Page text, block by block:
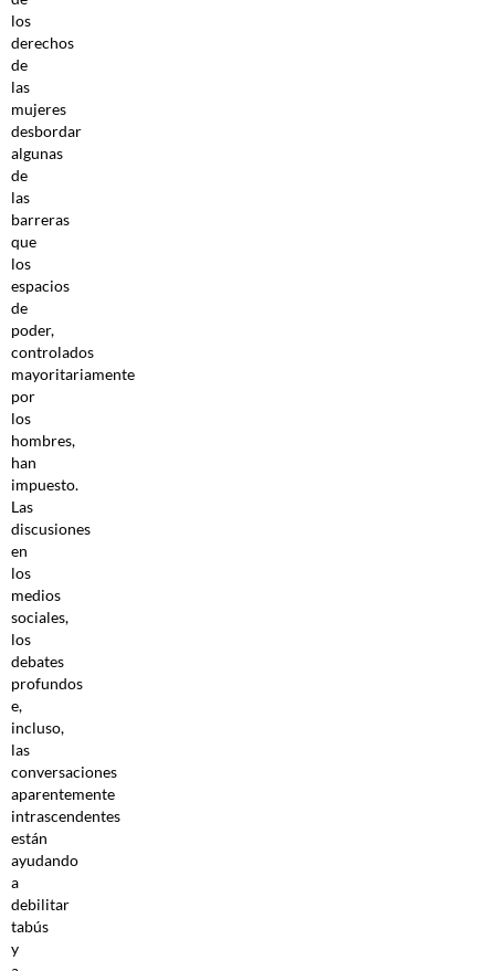
los
derechos
de
las
mujeres
desbordar
algunas
de
las
barreras
que
los
espacios
de
poder,
controlados
mayoritariamente
por
los
hombres,
han
impuesto.
Las
discusiones
en
los
medios
sociales,
los
debates
profundos
e,
incluso,
las
conversaciones
aparentemente
intrascendentes
están
ayudando
a
debilitar
tabús
y